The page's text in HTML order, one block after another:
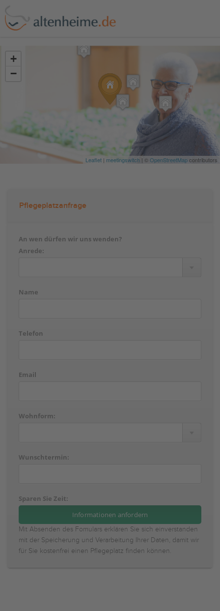
+
−
Leaflet | meetingswitch | ©OpenStreetMapcontributors
Pflegeplatzanfrage
An wen dürfen wir uns wenden?
Anrede:
Name
Telefon
Email
Wohnform:
Wunschtermin:
Sparen Sie Zeit:
Mit Absenden des Fomulars erklären Sie sich einverstanden
mit der Speicherung und Verarbeitung Ihrer Daten, damit wir
für Sie kostenfrei einen Pflegeplatz finden können.